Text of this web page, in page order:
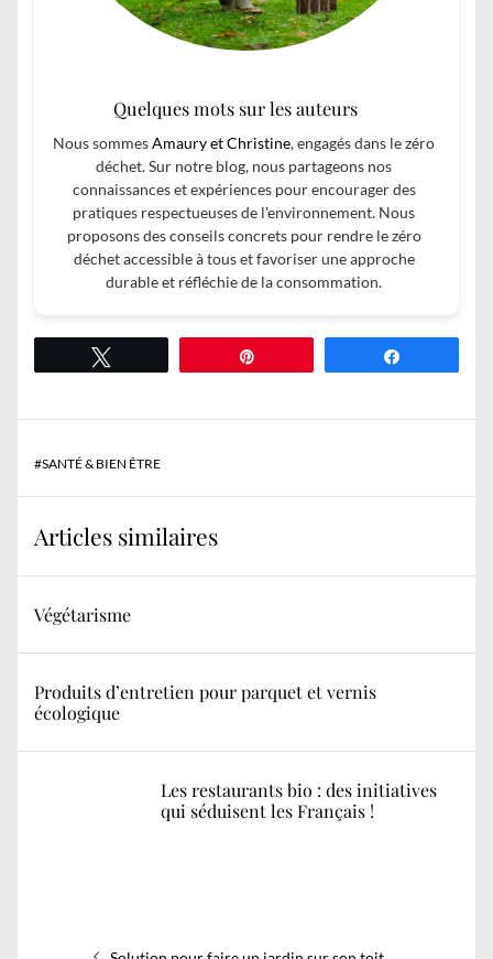
Quelques mots sur les auteurs
Nous sommesAmaury et Christine, engagés dans le zéro
déchet. Sur notre blog, nous partageons nos
connaissances et expériences pour encourager des
pratiques respectueuses de l'environnement. Nous
proposons des conseils concrets pour rendre le zéro
déchet accessible à tous et favoriser une approche
durable et réfléchie de la consommation.
#SANTÉ & BIEN ÊTRE
Articles similaires
Végétarisme
Produits d’entretien pour parquet et vernis
écologique
Les restaurants bio : des initiatives
qui séduisent les Français !